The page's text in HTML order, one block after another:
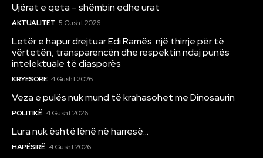
Ujërat e qeta – shëmbin edhe urat
AKTUALITET 5 Gusht 2026
Letër e hapur drejtuar Edi Ramës: një thirrje për të
vërtetën, transparencën dhe respektin ndaj punës
intelektuale të diasporës
KRYESORE 4 Gusht 2026
Veza e pulës nuk mund të krahasohet me Dinosaurin
POLITIKË 4 Gusht 2026
Lura nuk është lënë në harresë…
HAPËSIRË 4 Gusht 2026